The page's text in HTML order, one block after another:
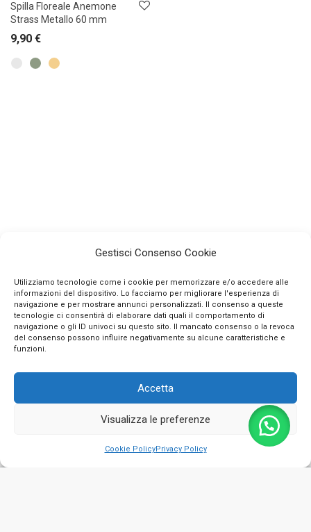
Gestisci Consenso Cookie
Utilizziamo tecnologie come i cookie per memorizzare e/o accedere alle
informazioni del dispositivo. Lo facciamo per migliorare l'esperienza di
navigazione e per mostrare annunci personalizzati. Il consenso a queste
tecnologie ci consentirà di elaborare dati quali il comportamento di
navigazione o gli ID univoci su questo sito. Il mancato consenso o la revoca
del consenso possono influire negativamente su alcune caratteristiche e
funzioni.
Accetta
Visualizza le preferenze
Cookie PolicyPrivacy Policy
Spilla Floreale Anemone
Strass Metallo 60 mm
9,90 €
INFO
SEGUICI SUI SOCIAL